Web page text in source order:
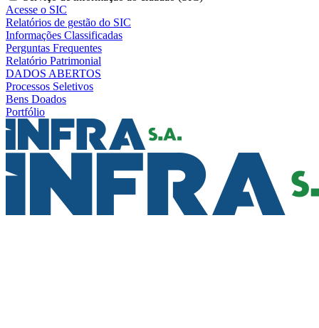
Acesse o SIC
Relatórios de gestão do SIC
Informações Classificadas
Perguntas Frequentes
Relatório Patrimonial
DADOS ABERTOS
Processos Seletivos
Bens Doados
Portfólio